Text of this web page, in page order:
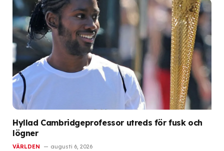
Hyllad Cambridgeprofessor utreds för fusk och
lögner
VÄRLDEN augusti 6, 2026